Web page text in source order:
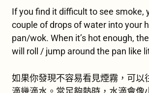
If you find it difficult to see smoke,
couple of drops of water into your
pan/wok. When it’s hot enough,
will roll / jump around the pan like
如果你發現不容易看見煙霧，可以